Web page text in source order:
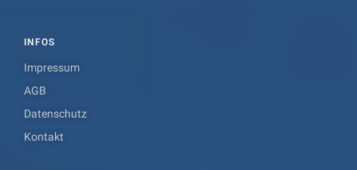
INFOS
Impressum
AGB
Datenschutz
Kontakt